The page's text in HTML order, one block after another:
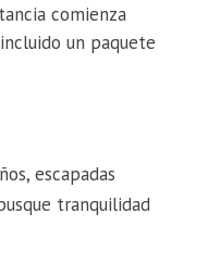
comienza
un paquete
escapadas
tranquilidad